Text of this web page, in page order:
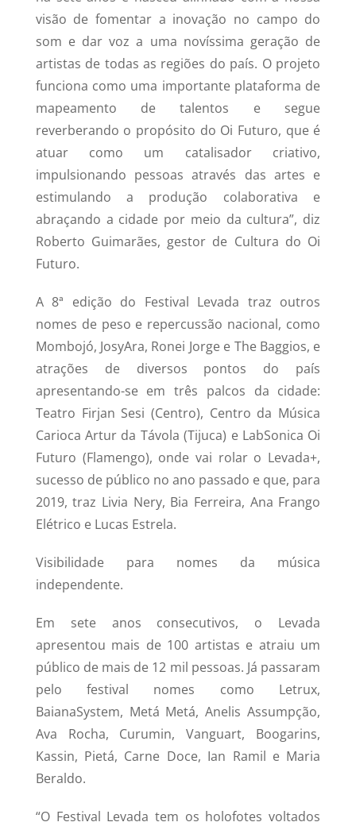
visão de fomentar a inovação no campo do
som e dar voz a uma novíssima geração de
artistas de todas as regiões do país. O projeto
funciona como uma importante plataforma de
mapeamento de talentos e segue
reverberando o propósito do Oi Futuro, que é
atuar como um catalisador criativo,
impulsionando pessoas através das artes e
estimulando a produção colaborativa e
abraçando a cidade por meio da cultura”, diz
Roberto Guimarães, gestor de Cultura do Oi
Futuro.
A 8ª edição do Festival Levada traz outros
nomes de peso e repercussão nacional, como
Mombojó, JosyAra, Ronei Jorge e The Baggios, e
atrações de diversos pontos do país
apresentando-se em três palcos da cidade:
Teatro Firjan Sesi (Centro), Centro da Música
Carioca Artur da Távola (Tijuca) e LabSonica Oi
Futuro (Flamengo), onde vai rolar o Levada+,
sucesso de público no ano passado e que, para
2019, traz Livia Nery, Bia Ferreira, Ana Frango
Elétrico e Lucas Estrela.
Visibilidade para nomes da música
independente.
Em sete anos consecutivos, o Levada
apresentou mais de 100 artistas e atraiu um
público de mais de 12 mil pessoas. Já passaram
pelo festival nomes como Letrux,
BaianaSystem, Metá Metá, Anelis Assumpção,
Ava Rocha, Curumin, Vanguart, Boogarins,
Kassin, Pietá, Carne Doce, Ian Ramil e Maria
Beraldo.
“O Festival Levada tem os holofotes voltados